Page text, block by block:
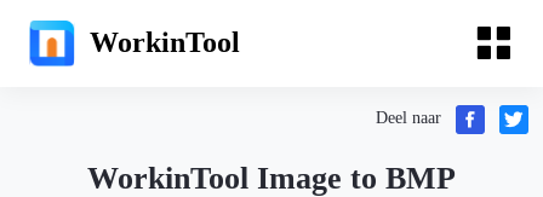
WorkinTool
Deel naar
WorkinTool Image to BMP